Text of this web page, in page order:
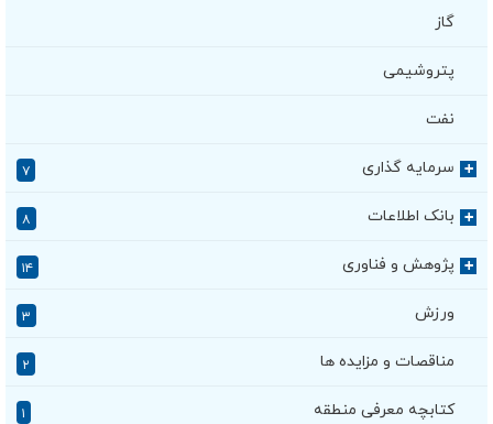
گاز
پتروشیمی
نفت
+ سرمایه گذاری ۷
+ بانک اطلاعات ۸
+ پژوهش و فناوری ۱۴
ورزش ۳
مناقصات و مزایده ها ۲
کتابچه معرفی منطقه